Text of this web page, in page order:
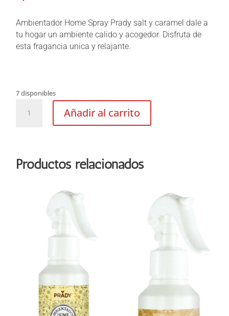
Ambientador Home Spray Prady salt y caramel dale a
tu hogar un ambiente calido y acogedor. Disfruta de
esta fragancia unica y relajante.
7 disponibles
shop
Añadir al carrito
Productos relacionados